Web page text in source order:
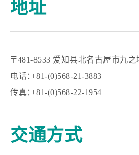
地址
〒481-8533 爱知县北名古屋市九
电话：+81-(0)568-21-3883
传真：+81-(0)568-22-1954
交通方式